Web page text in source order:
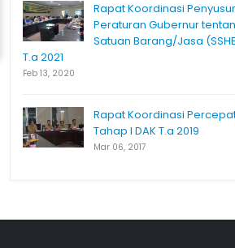
Rapat Koordinasi
Peraturan Gubernur
Satuan Barang/Jasa
T.a 2021
Feb 13, 2020
Rapat Koordinasi
Tahap I DAK T.a 2019
Mar 06, 2017